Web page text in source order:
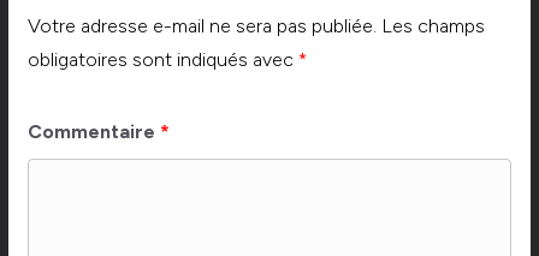
Votre adresse e-mail ne sera pas publiée. Les champs
obligatoires sont indiqués avec *
Commentaire *